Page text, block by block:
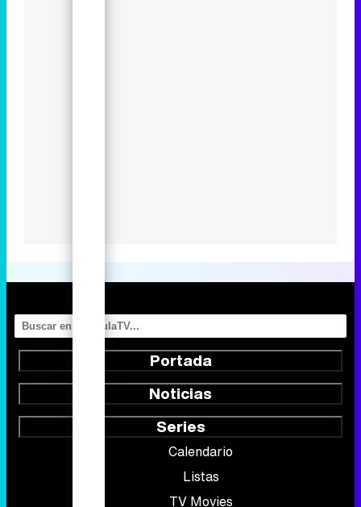
Portada
Noticias
Series
Calendario
Listas
TV Movies